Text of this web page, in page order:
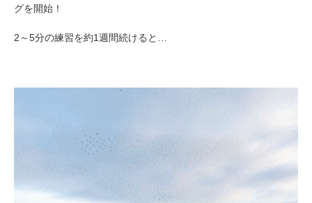
グを開始！
2～5分の練習を約1週間続けると…